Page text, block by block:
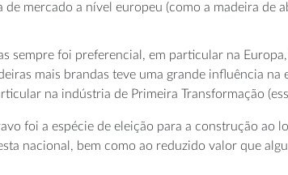
mercado a nível europeu (como a madeira de
sempre foi preferencial, em particular na
mais brandas teve uma grande influência
na indústria de Primeira Transformação
foi a espécie de eleição para a construção ao
nacional, bem como ao reduzido valor que